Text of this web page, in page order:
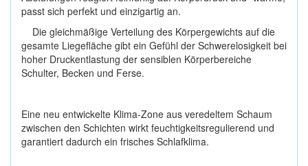
passt sich perfekt und einzigartig an.
Die gleichmäßige Verteilung des Körpergewichts auf die
gesamte Liegefläche gibt ein Gefühl der Schwerelosigkeit bei
hoher Druckentlastung der sensiblen Körperbereiche
Schulter, Becken und Ferse.
Eine neu entwickelte Klima-Zone aus veredeltem Schaum
zwischen den Schichten wirkt feuchtigkeitsregulierend und
garantiert dadurch ein frisches Schlafklima.